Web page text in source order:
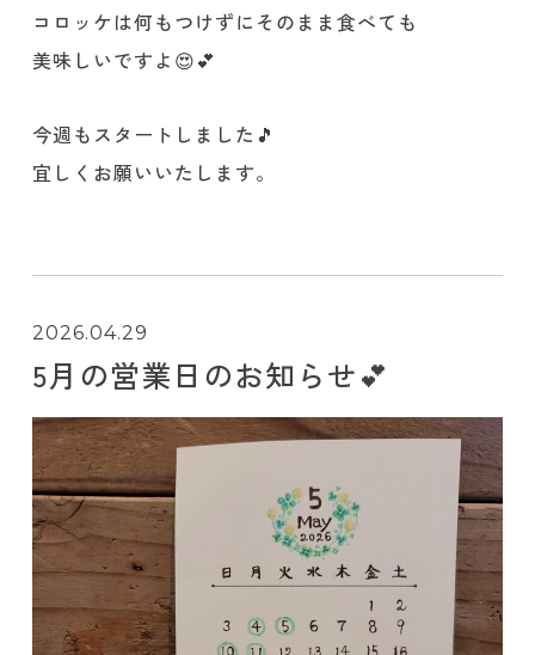
コロッケは何もつけずにそのまま食べても
美味しいですよ😍💕
今週もスタートしました🎵
宜しくお願いいたします。
2026.04.29
5月の営業日のお知らせ💕